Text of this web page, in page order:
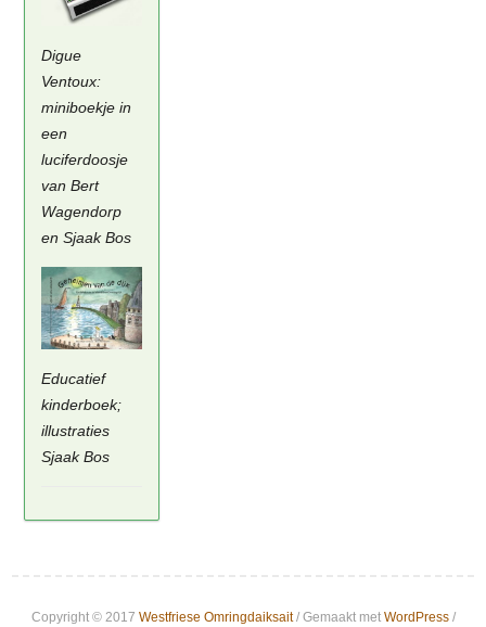
Digue
Ventoux:
miniboekje in
een
luciferdoosje
van Bert
Wagendorp
en Sjaak Bos
Educatief
kinderboek;
illustraties
Sjaak Bos
Copyright © 2017 Westfriese Omringdaiksait/ Gemaakt met WordPress/